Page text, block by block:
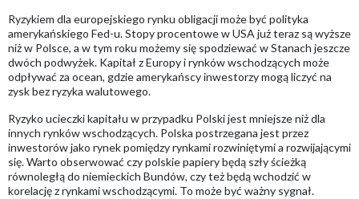
Ryzykiem dla europejskiego rynku obligacji może być polityka
amerykańskiego Fed-u. Stopy procentowe w USA już teraz są wyższe
niż w Polsce, a w tym roku możemy się spodziewać w Stanach jeszcze
dwóch podwyżek. Kapitał z Europy i rynków wschodzących może
odpływać za ocean, gdzie amerykańscy inwestorzy mogą liczyć na
zysk bez ryzyka walutowego.
Ryzyko ucieczki kapitału w przypadku Polski jest mniejsze niż dla
innych rynków wschodzących. Polska postrzegana jest przez
inwestorów jako rynek pomiędzy rynkami rozwiniętymi a rozwijającymi
się. Warto obserwować czy polskie papiery będą szły ścieżką
równoległą do niemieckich Bundów, czy też będą wchodzić w
korelację z rynkami wschodzącymi. To może być ważny sygnał.